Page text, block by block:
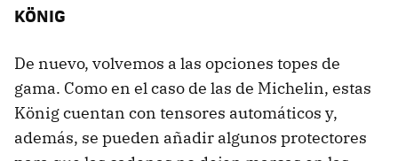
KÖNIG
De nuevo, volvemos a las opciones topes de
gama. Como en el caso de las de Michelin, estas
König cuentan con tensores automáticos y,
además, se pueden añadir algunos protectores